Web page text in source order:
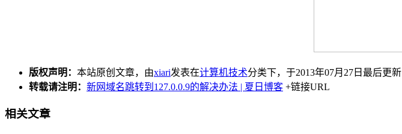
版权声明： 本站原创文章，由xiari发表在计算机技术分类下，于2013年07月27日最后更新
转载请注明： 新网域名跳转到127.0.0.9的解决办法 | 夏日博客 +链接URL
相关文章